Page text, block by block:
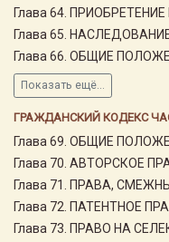
Глава 64.
Глава 65.
Глава 66. ОБЩИЕ
Показать ещё...
ГРАЖДАНСКИЙ КОДЕКС
Глава 69. ОБЩИЕ
Глава 70. АВТОРСКОЕ
Глава 71. ПРАВА,
Глава 72. ПАТЕНТНОЕ
Глава 73. ПРАВО НА